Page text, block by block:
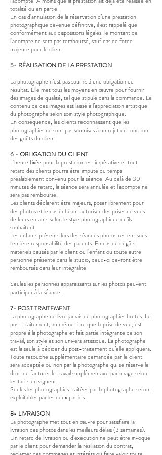
totalité ou en partie.
En cas d’annulation de la réservation d’une prestation
photographique devenue définitive, il est rappelé que
conformément aux dispositions légales, le montant de
l’acompte ne sera pas remboursé, sauf cas de force
majeure pour le client.
5- RÉALISATION DE LA PRESTATION
La photographe n’est pas soumis à une obligation de
résultat. Elle met tous les moyens en œuvre pour fournir
des images de qualité, tel que stipulé dans la commande. Le
contenu de ces images est laissé à l’appréciation artistique
du photographe selon soin style photographique.
En conséquence, les clients reconnaissent que les
photographies ne sont pas soumises à un rejet en fonction
des goûts du client.
6 - OBLIGATION DU CLIENT
L'heure fixée pour la prestation est impérative et tout
retard des clients pourra être imputé du temps
préalablement convenu pour la séance. Au delà de 30
minutes de retard, la séance sera annulée et l'acompte ne
sera pas remboursé.
Les clients déclarent être majeurs, poser librement pour
des photos et le cas échéant autoriser des prises de vues
de leurs enfants selon le style photographique qu’ils
souhaitent.
Les enfants présents lors des séances photos restent sous
l’entière responsabilité des parents. En cas de dégâts
matériels causés par le client ou l’enfant ou toute autre
personne présente dans le studio, ceux-ci devront être
remboursés dans leur intégralité.
Seules les personnes apparaissants sur les photos peuvent
participer à la séance.
7- POST TRAITEMENT
La photographe ne livre jamais de photographies brutes. Le
post-traitement, au même titre que la prise de vue, est
propre à la photographe et fait partie intégrante de son
travail, son style et son univers artistique. La photographe
est la seule à décider du post-traitement qu’elle appliquera.
Toute retouche supplémentaire demandée par le client
sera acceptée ou non par la photographe qui se réserve le
droit de facturer le travail supplémentaire par image selon
les tarifs en vigueur.
Seules les photographies traitées par la photographe seront
exploitables par les deux parties.
8- LIVRAISON
La photographe met tout en œuvre pour satisfaire la
livraison des photos dans les meilleurs délais (3 semaines).
Un retard de livraison ou d’exécution ne peut être invoqué
par le client pour demander la résiliation du contrat,